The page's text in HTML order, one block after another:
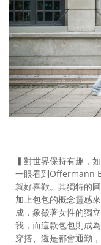
▍對世界保持有趣，
一眼看到Offermann
就好喜歡。其獨特的
加上包包的概念靈感
成，象徵著女性的獨
我，而這款包包則成
穿搭、還是都會通勤